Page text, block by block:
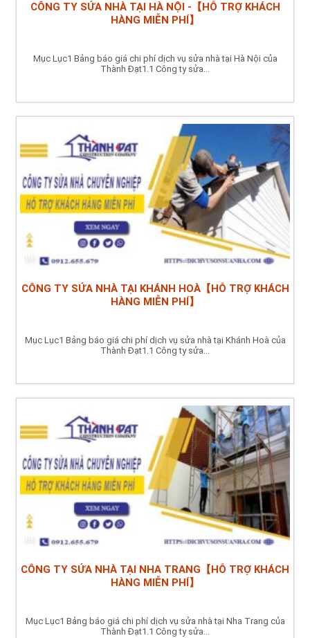
CÔNG TY SỬA NHÀ TẠI HÀ NỘI -【HỖ TRỢ KHÁCH
HÀNG MIỄN PHÍ】
Mục Lục1 Bảng báo giá chi phí dịch vụ sửa nhà tại Hà Nội của
Thành Đạt1.1 Công ty sửa...
CÔNG TY SỬA NHÀ TẠI KHÁNH HOÀ【HỖ TRỢ KHÁCH
HÀNG MIỄN PHÍ】
Mục Lục1 Bảng báo giá chi phí dịch vụ sửa nhà tại Khánh Hoà của
Thành Đạt1.1 Công ty sửa...
CÔNG TY SỬA NHÀ TẠI NHA TRANG【HỖ TRỢ KHÁCH
HÀNG MIỄN PHÍ】
Mục Lục1 Bảng báo giá chi phí dịch vụ sửa nhà tại Nha Trang của
Thành Đạt1.1 Công ty sửa...